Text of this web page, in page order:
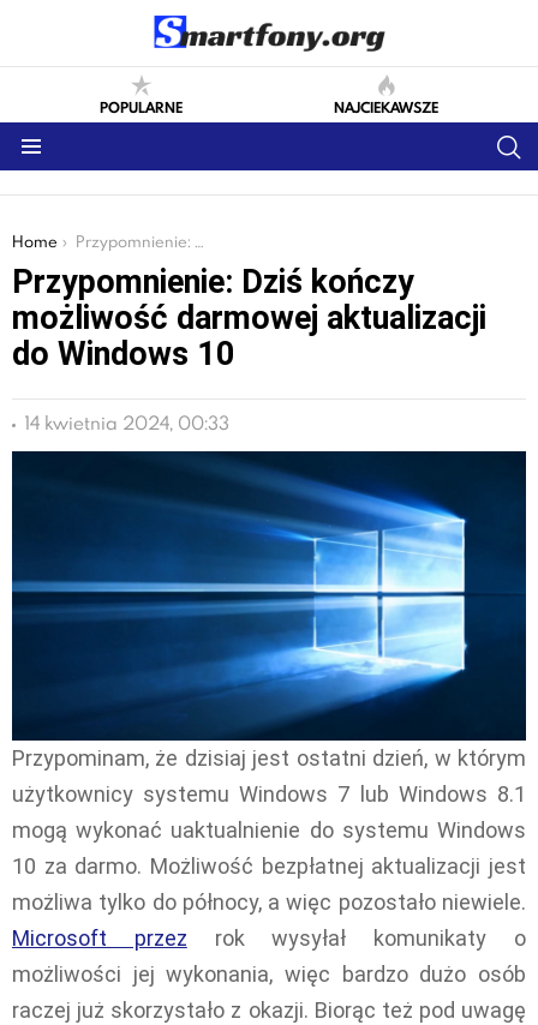
POPULARNE NAJCIEKAWSZE
You are here:
Home Przypomnienie: Dziś kończy możliwość darmowej aktualizacji do Windows 10
Przypomnienie: Dziś kończy
możliwość darmowej aktualizacji
do Windows 10
14 kwietnia 2024, 00:33
Przypominam, że dzisiaj jest ostatni dzień, w którym
użytkownicy systemu Windows 7 lub Windows 8.1
mogą wykonać uaktualnienie do systemu Windows
10 za darmo. Możliwość bezpłatnej aktualizacji jest
możliwa tylko do północy, a więc pozostało niewiele.
Microsoft przez rok wysyłał komunikaty o
możliwości jej wykonania, więc bardzo dużo osób
raczej już skorzystało z okazji. Biorąc też pod uwagę